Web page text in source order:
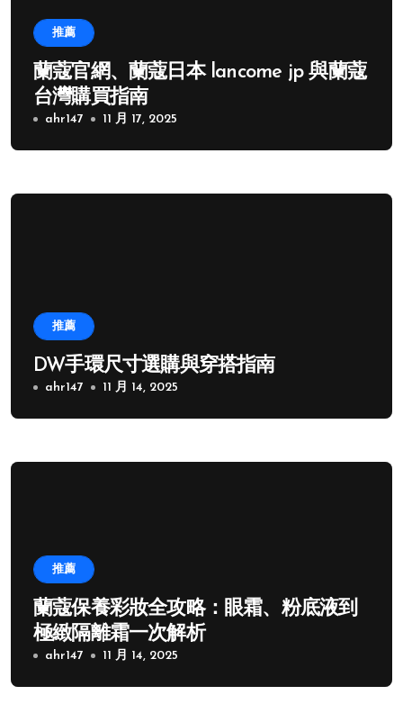
推薦
蘭蔻官網、蘭蔻日本 lancome jp 與蘭蔻
台灣購買指南
ahr147 11 月 17, 2025
推薦
DW手環尺寸選購與穿搭指南
ahr147 11 月 14, 2025
推薦
蘭蔻保養彩妝全攻略：眼霜、粉底液到
極緻隔離霜一次解析
ahr147 11 月 14, 2025